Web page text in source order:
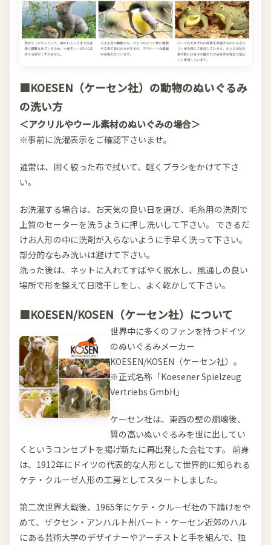
■KOESEN（ケーセン社）の動物のぬいぐるみ
の洗い方
＜アクリルやウール素材のぬいぐみの場合＞
※事前に洗濯表示をご確認下さいませ。
通常は、固く絞った布で拭いて、軽くブラシをかけて下さ
い。
お洗濯する場合は、お天気の良い日を選び、毛糸用の洗剤で
上質のセーターを洗うように押し洗いして下さい。 できるだ
けお人形の中に洗剤が入らないように手早く洗って下さい。
部分的なもみ洗いは避けて下さい。
洗った後は、ネットに入れてすばやく脱水し、風通しの良い
場所で形を整えて日陰干しをし、よく乾かして下さい。
■KOESEN/KOSEN（ケーセン社）について
世界中に多くのファンを持つドイツ
のぬいぐるみメーカー
KOESEN/KOSEN（ケーセン社）。
※正式名称「Koesener Spielzeug
Vertriebs GmbH」
ケーセン社は、東西の壁の崩壊後、
質の高いぬいぐるみを世に出してい
くというコンセプトを掲げ新たに再出発した会社です。 前身
は、1912年にドイツの代表的な人形として世界的に知られる
ケテ・クルーゼ人形の工房としてスタートしました。
第二次世界大戦後、1965年にケテ・クルーゼ社の下請けをや
めて、ザクセン・アンハルト州バート・ケーセン近郊のハル
にある芸術大学のデザイナーやアーチストと手を組んで、独